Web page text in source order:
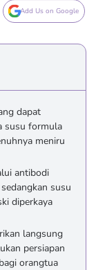
Add Us on Google
dapat
susu formula
meniru
antibodi
susu
diperkaya
langsung
persiapan
orangtua